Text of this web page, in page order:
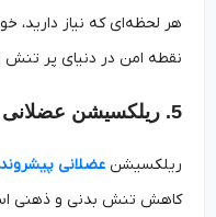
هر لحظه‌ای که نیاز دارید، خود
نقطه امن در دنیای پر تنش
ریلکسیشنعضلانی پیشرونده
کاهش تنش بدنی و ذهنی است.